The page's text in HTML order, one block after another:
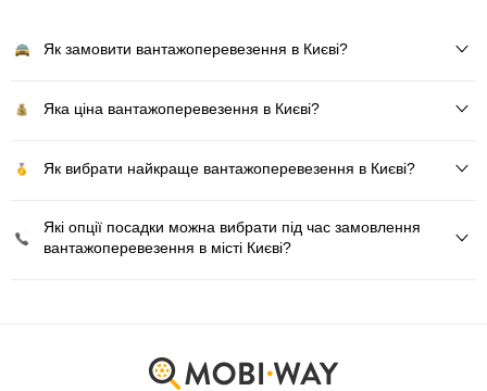
Як замовити вантажоперевезення в Києві?
Яка ціна вантажоперевезення в Києві?
Як вибрати найкраще вантажоперевезення в Києві?
Які опції посадки можна вибрати під час замовлення
вантажоперевезення в місті Києві?